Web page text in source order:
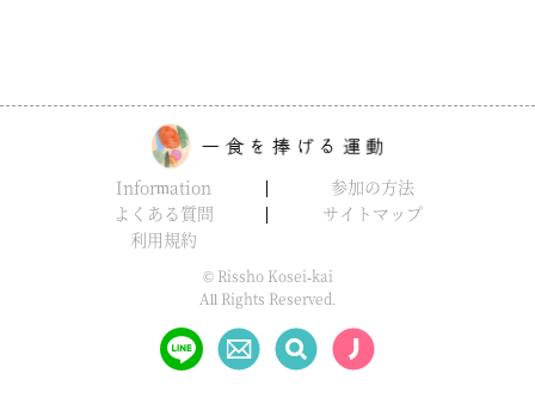
Information
参加の方法
よくある質問
サイトマップ
利用規約
© Rissho Kosei-kai
All Rights Reserved.